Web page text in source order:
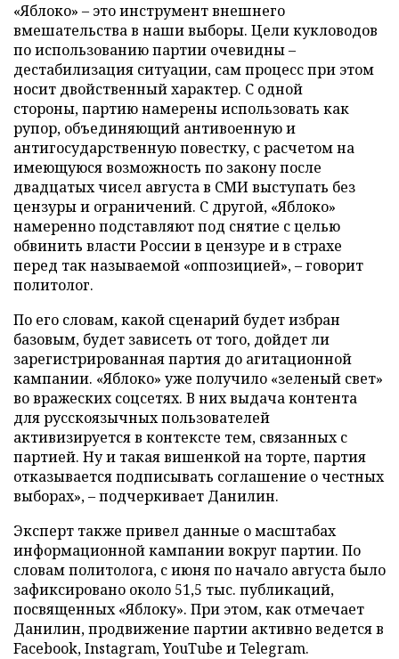
«Яблоко» – это инструмент внешнего
вмешательства в наши выборы. Цели кукловодов
по использованию партии очевидны –
дестабилизация ситуации, сам процесс при этом
носит двойственный характер. С одной
стороны, партию намерены использовать как
рупор, объединяющий антивоенную и
антигосударственную повестку, с расчетом на
имеющуюся возможность по закону после
двадцатых чисел августа в СМИ выступать без
цензуры и ограничений. С другой, «Яблоко»
намеренно подставляют под снятие с целью
обвинить власти России в цензуре и в страхе
перед так называемой «оппозицией», – говорит
политолог.
По его словам, какой сценарий будет избран
базовым, будет зависеть от того, дойдет ли
зарегистрированная партия до агитационной
кампании. «Яблоко» уже получило «зеленый свет»
во вражеских соцсетях. В них выдача контента
для русскоязычных пользователей
активизируется в контексте тем, связанных с
партией. Ну и такая вишенкой на торте, партия
отказывается подписывать соглашение о честных
выборах», – подчеркивает Данилин.
Эксперт также привел данные о масштабах
информационной кампании вокруг партии. По
словам политолога, с июня по начало августа было
зафиксировано около 51,5 тыс. публикаций,
посвященных «Яблоку». При этом, как отмечает
Данилин, продвижение партии активно ведется в
Facebook, Instagram, YouTube и Telegram.